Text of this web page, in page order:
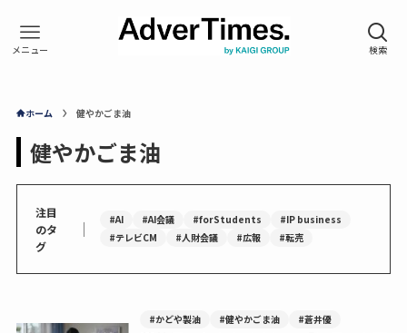
ホーム 健やかごま油
健やかごま油
注目
のタ
グ
｜ #AI #AI会議 #forStudents
#IP business
#テレビCM
#人財会議 #広報 #転売
#かどや製油 #健やかごま油 #蒼井優